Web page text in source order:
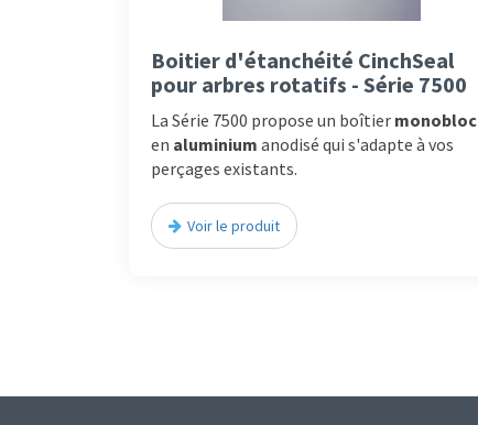
Boitier d'étanchéité CinchSeal
pour arbres rotatifs - Série 7500
La Série 7500 propose un boîtier monobloc
en aluminium anodisé qui s'adapte à vos
perçages existants.
Voir le produit